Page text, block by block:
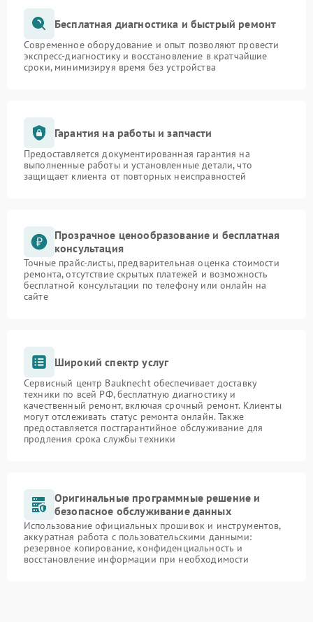
Бесплатная диагностика и быстрый ремонт
Современное оборудование и опыт позволяют провести
экспресс-диагностику и восстановление в кратчайшие
сроки, минимизируя время без устройства
Гарантия на работы и запчасти
Предоставляется документированная гарантия на
выполненные работы и установленные детали, что
защищает клиента от повторных неисправностей
Прозрачное ценообразование и бесплатная
консультация
Точные прайс-листы, предварительная оценка стоимости
ремонта, отсутствие скрытых платежей и возможность
бесплатной консультации по телефону или онлайн на
сайте
Широкий спектр услуг
Сервисный центр Bauknecht обеспечивает доставку
техники по всей РФ, бесплатную диагностику и
качественный ремонт, включая срочный ремонт. Клиенты
могут отслеживать статус ремонта онлайн. Также
предоставляется постгарантийное обслуживание для
продления срока службы техники
Оригинальные программные решение и
безопасное обслуживание данных
Использование официальных прошивок и инструментов,
аккуратная работа с пользовательскими данными:
резервное копирование, конфиденциальность и
восстановление информации при необходимости